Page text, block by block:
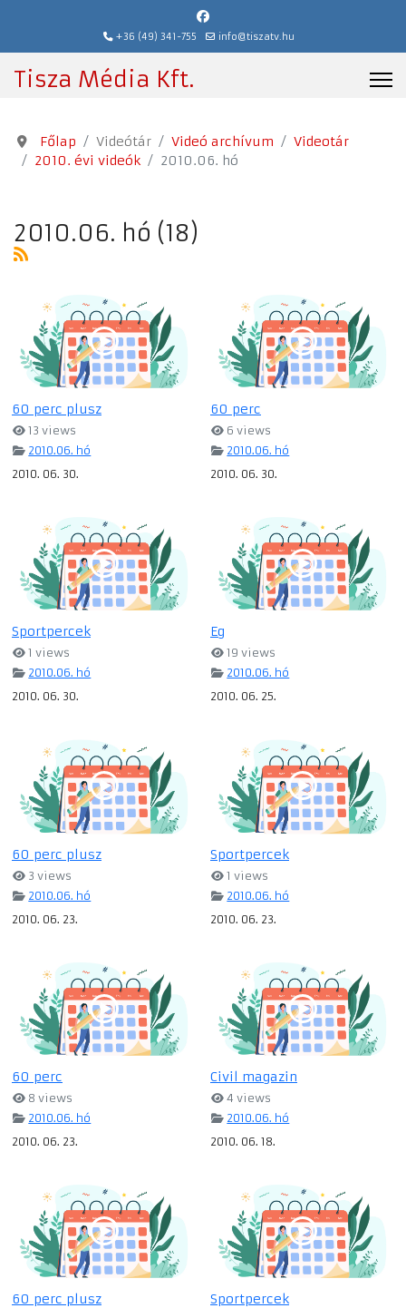
+36 (49) 341-755 info@tiszatv.hu
Tisza Média Kft.
Főlap Videótár Videó archívum
Videotár
2010. évi videók
2010.06. hó
2010.06. hó (18)
60 perc plusz
13 views
2010.06. hó
2010. 06. 30.
60 perc
6 views
2010.06. hó
2010. 06. 30.
Sportpercek
1 views
2010.06. hó
2010. 06. 30.
Eg
19 views
2010.06. hó
2010. 06. 25.
60 perc plusz
3 views
2010.06. hó
2010. 06. 23.
Sportpercek
1 views
2010.06. hó
2010. 06. 23.
60 perc
8 views
2010.06. hó
2010. 06. 23.
Civil magazin
4 views
2010.06. hó
2010. 06. 18.
60 perc plusz Sportpercek